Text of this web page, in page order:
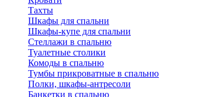
Тахты
Шкафы для спальни
Шкафы-купе для спальни
Стеллажи в спальню
Туалетные столики
Комоды в спальню
Тумбы прикроватные в спальню
Полки, шкафы-антресоли
Банкетки в спальню